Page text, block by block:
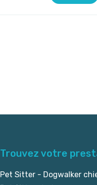
Trouvez votre
Pet Sitter - Dogwalker